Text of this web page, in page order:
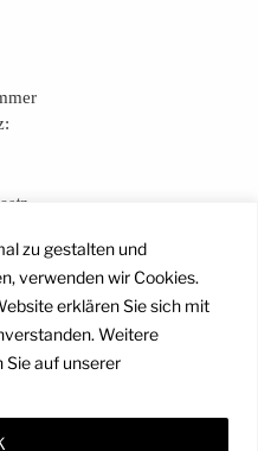
zu gestalten und
verwenden wir Cookies.
erklären Sie sich mit
Weitere
Sie auf unserer